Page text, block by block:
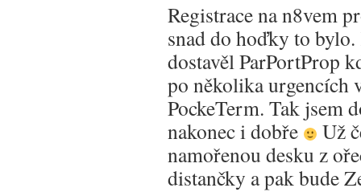
Registrace na n8vem
snad do hoďky to
dostavěl ParPortProp
po několika urgencích
PockeTerm. Tak jsem
nakonec i dobře
Už
namořenou desku z
distančky a pak bude